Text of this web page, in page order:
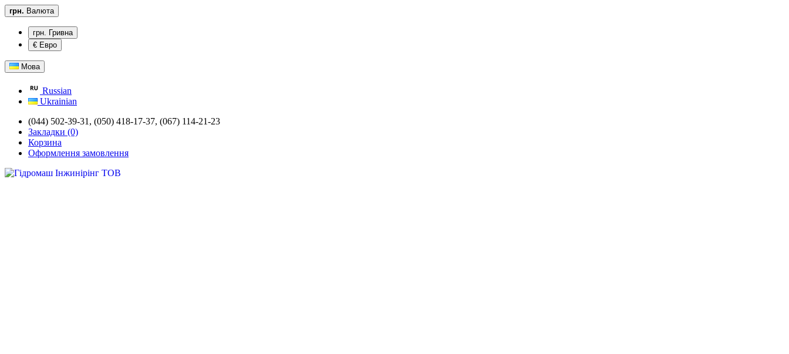
грн. Валюта
грн. Гривна
€ Евро
Мова
Russian
Ukrainian
(044) 502-39-31, (050) 418-17-37, (067) 114-21-23
Закладки (0)
Корзина
Оформлення замовлення